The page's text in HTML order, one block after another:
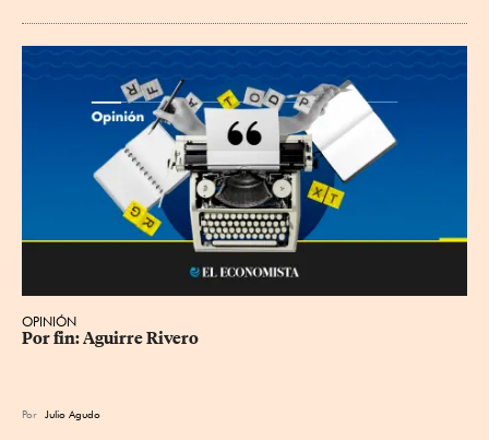
OPINIÓN
Por fin: Aguirre Rivero
Por Julio Agudo